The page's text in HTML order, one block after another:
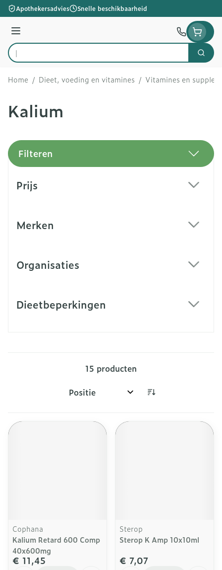
Ga naar de inhoud
Apothekersadvies Snelle beschikbaarheid
Menu
Product, merk, categorie...
Zoek
Home / Dieet, voeding en vitamines / Vitamines en
Kalium
Filteren
Prijs
Merken
Organisaties
Dieetbeperkingen
15 producten
Sorteer op:
Cophana
Kalium Retard 600 Comp
40x600mg
€ 11,45
Sterop
Sterop K Amp 10x10ml
€ 7,07